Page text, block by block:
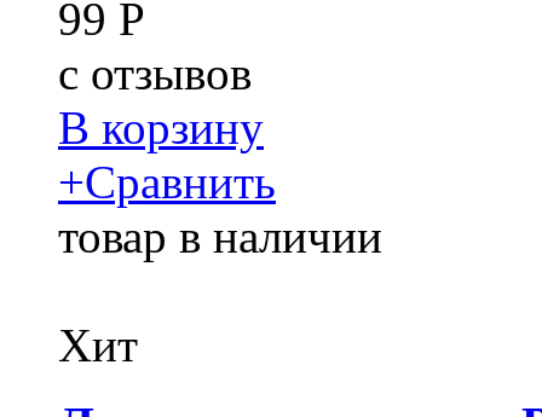
99 Р
c отзывов
В корзину
+Сравнить
товар в наличии
Хит